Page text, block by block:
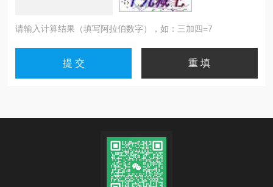
请输入计算结果（填写阿拉伯数字），如：三加四=7